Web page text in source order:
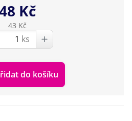
Kč
43 Kč
ks
do košíku